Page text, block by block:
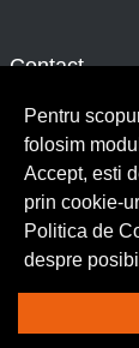
Contact
Servicii clienti
©
Pentru
folosim
Accept, esti
prin cookie-
Politica de
despre